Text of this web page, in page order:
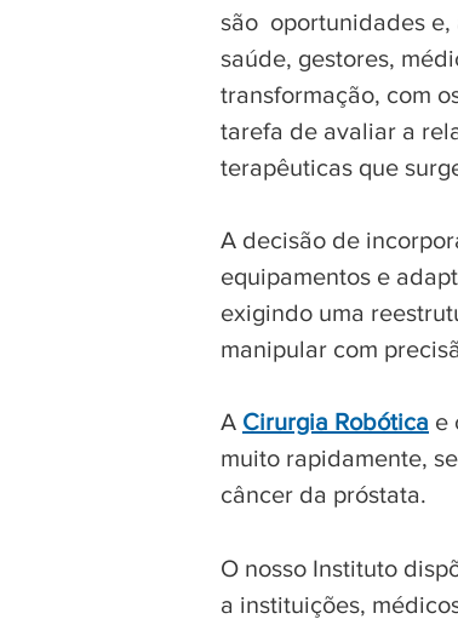
são oportunidades e,
saúde, gestores,
transformação, com
tarefa de avaliar a
terapêuticas que
A decisão de
equipamentos e
exigindo uma
manipular com
A Cirurgia Robótica e
muito rapidamente,
câncer da próstata.
O nosso Instituto
a instituições,